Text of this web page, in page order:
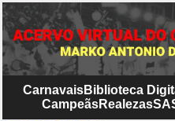
CarnavaisBiblioteca
CampeãsRealezas